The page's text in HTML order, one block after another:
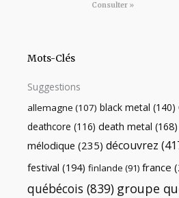
Consulter »
Mots-Clés
Suggestions
allemagne (107) black metal (140)
deathcore (116) death metal (168)
mélodique (235) découvrez
festival (194) finlande (91) france
québécois (839) groupe